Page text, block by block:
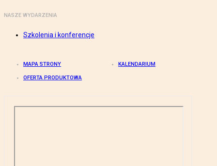
NASZE WYDARZENIA
Szkolenia i konferencje
MAPA STRONY KALENDARIUM
OFERTA PRODUKTOWA